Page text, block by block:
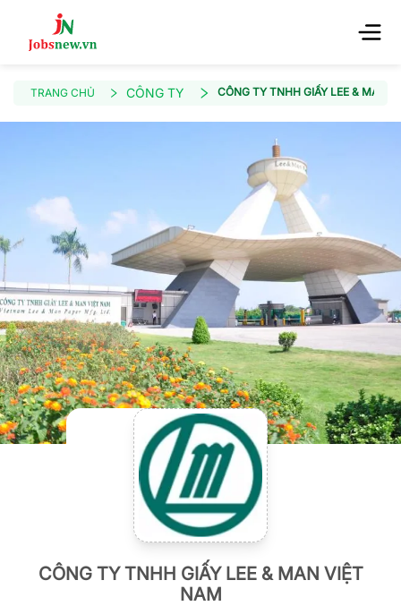
TRANG CHỦ CÔNG TY CÔNG TY TNHH GIẤY LEE & MAN
CÔNG TY TNHH GIẤY LEE & MAN VIỆT
NAM